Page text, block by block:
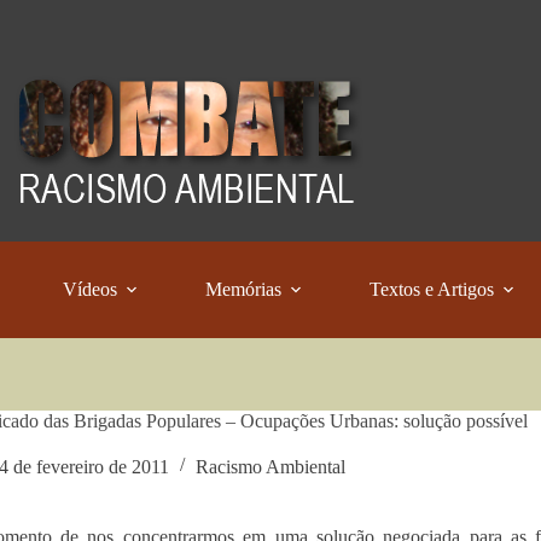
Vídeos Memórias Textos e Artigos
das Brigadas Populares – Ocupações Urbanas: solução possível
de fevereiro de 2011 Racismo Ambiental
de nos concentrarmos em uma solução negociada para